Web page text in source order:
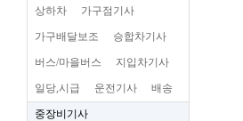
상하차 가구점기사
가구배달보조 승합차기사
버스/마을버스 지입차기사
일당,시급 운전기사 배송
중장비기사